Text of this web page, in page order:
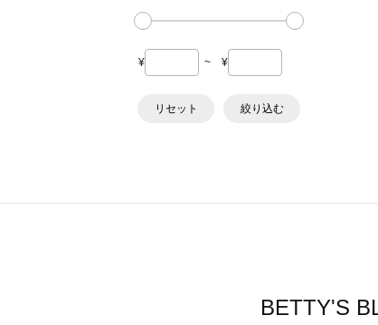
¥ ~ ¥
リセット 絞り込む
BETTY'S